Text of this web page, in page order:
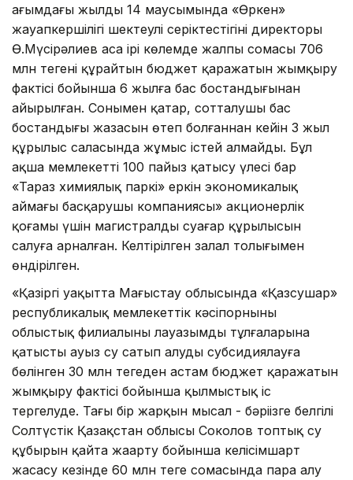
ағымдағы жылдың 14 маусымында «Өркен»
жауапкершілігі шектеулі серіктестігінің директоры
Ө.Мүсірәлиев аса ірі көлемде жалпы сомасы 706
млн теңгені құрайтын бюджет қаражатын жымқыру
фактісі бойынша 6 жылға бас бостандығынан
айырылған. Сонымен қатар, сотталушы бас
бостандығы жазасын өтеп болғаннан кейін 3 жыл
құрылыс саласында жұмыс істей алмайды. Бұл
ақша мемлекеттің 100 пайыз қатысу үлесі бар
«Тараз химиялық паркі» еркін экономикалық
аймағы басқарушы компаниясы» акционерлік
қоғамы үшін магистралды суағар құрылысын
салуға арналған. Келтірілген залал толығымен
өндірілген.
«Қазіргі уақытта Маңғыстау облысында «Қазсушар»
республикалық мемлекеттік кәсіпорнының
облыстық филиалының лауазымды тұлғаларына
қатысты ауыз су сатып алуды субсидиялауға
бөлінген 30 млн теңгеден астам бюджет қаражатын
жымқыру фактісі бойынша қылмыстық іс
тергелуде. Тағы бір жарқын мысал - бәріңізге белгілі
Солтүстік Қазақстан облысы Соколов топтық су
құбырын қайта жаңарту бойынша келісімшарт
жасасу кезінде 60 млн теңге сомасында пара алу